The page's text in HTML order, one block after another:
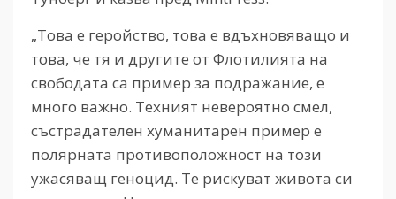
„Това е геройство, това е вдъхновяващо и
това, че тя и другите от Флотилията на
свободата са пример за подражание, е
много важно. Техният невероятно смел,
състрадателен хуманитарен пример е
полярната противоположност на този
ужасяващ геноцид. Те рискуват живота си